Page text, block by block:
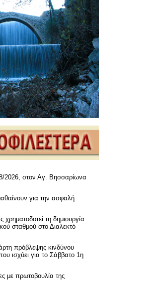
2026, στον Αγ. Βησσαρίωνα
για την ασφαλή
χρηματοδοτεί τη δημιουργία
σταθμού στο Διαλεκτό
πρόβλεψης κινδύνου
ισχύει για το Σάββατο 1η
με πρωτοβουλία της